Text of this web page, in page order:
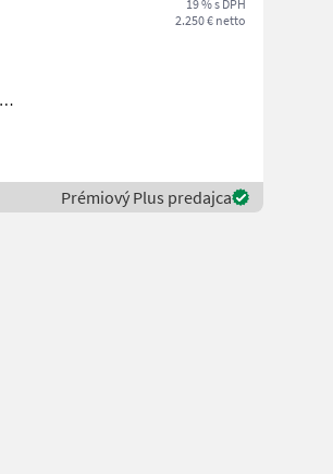
19 % s DPH
2.250 € netto
Prémiový Plus predajca